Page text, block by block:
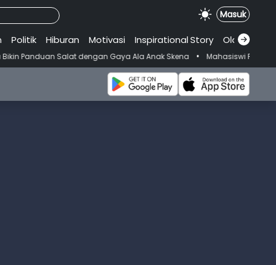
Masuk
Politik Hiburan Motivasi Inspirational.Story Olahraga
dengan Gaya Ala Anak Skena • Mahasiswi Prodi FKM-Undana